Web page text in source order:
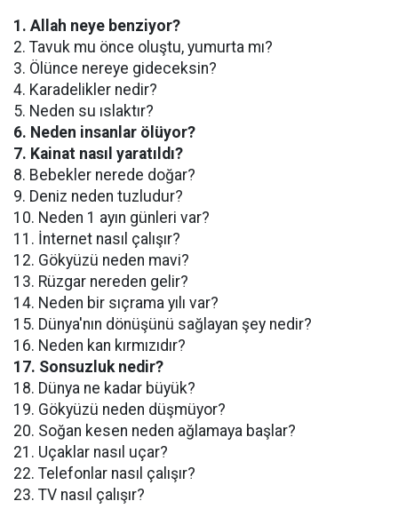
1. Allah neye benziyor?
2. Tavuk mu önce oluştu, yumurta mı?
3. Ölünce nereye gideceksin?
4. Karadelikler nedir?
5. Neden su ıslaktır?
6. Neden insanlar ölüyor?
7. Kainat nasıl yaratıldı?
8. Bebekler nerede doğar?
9. Deniz neden tuzludur?
10. Neden 1 ayın günleri var?
11. İnternet nasıl çalışır?
12. Gökyüzü neden mavi?
13. Rüzgar nereden gelir?
14. Neden bir sıçrama yılı var?
15. Dünya'nın dönüşünü sağlayan şey nedir?
16. Neden kan kırmızıdır?
17. Sonsuzluk nedir?
18. Dünya ne kadar büyük?
19. Gökyüzü neden düşmüyor?
20. Soğan kesen neden ağlamaya başlar?
21. Uçaklar nasıl uçar?
22. Telefonlar nasıl çalışır?
23. TV nasıl çalışır?